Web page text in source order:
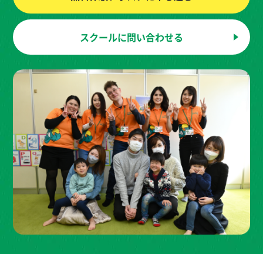
スクールに問い合わせる